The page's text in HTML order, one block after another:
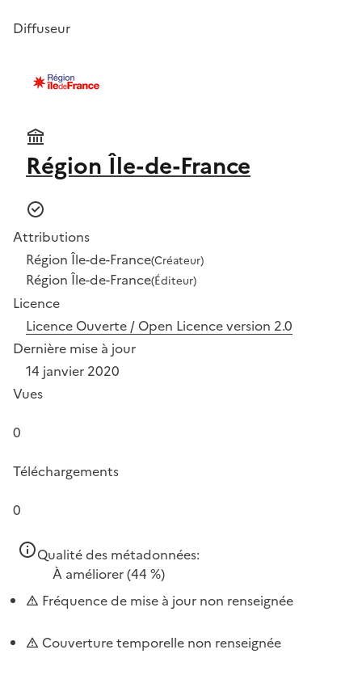
Diffuseur
Région Île-de-France
Attributions
Région Île-de-France(Créateur)
Région Île-de-France(Éditeur)
Licence
Licence Ouverte / Open Licence version 2.0
Dernière mise à jour
14 janvier 2020
Vues
0
Téléchargements
0
Qualité des métadonnées:
À améliorer(44 %)
Fréquence de mise à jour non renseignée
Couverture temporelle non renseignée